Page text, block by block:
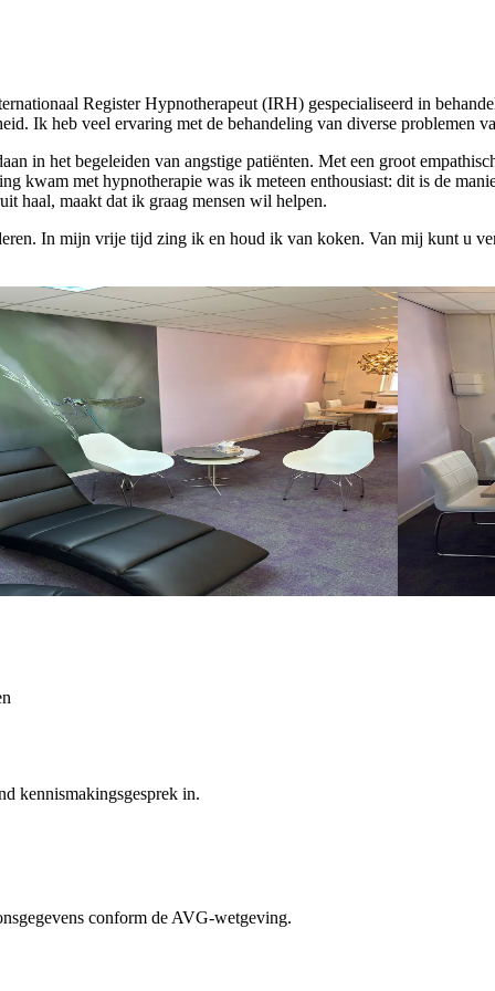
Register Hypnotherapeut (IRH) gespecialiseerd in
Ik heb veel ervaring met de behandeling van diverse problemen
in het begeleiden van angstige patiënten. Met een groot
kwam met hypnotherapie was ik meteen enthousiast: dit is de
haal, maakt dat ik graag mensen wil helpen.
In mijn vrije tijd zing ik en houd ik van koken. Van mij kunt u
kennismakingsgesprek in.
conform de AVG-wetgeving.